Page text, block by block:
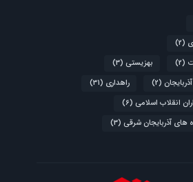
(2)
(2) بهزیستی (3)
(2) راهداری (31)
انقلاب اسلامی (6)
های آذربایجان شرقی (3)